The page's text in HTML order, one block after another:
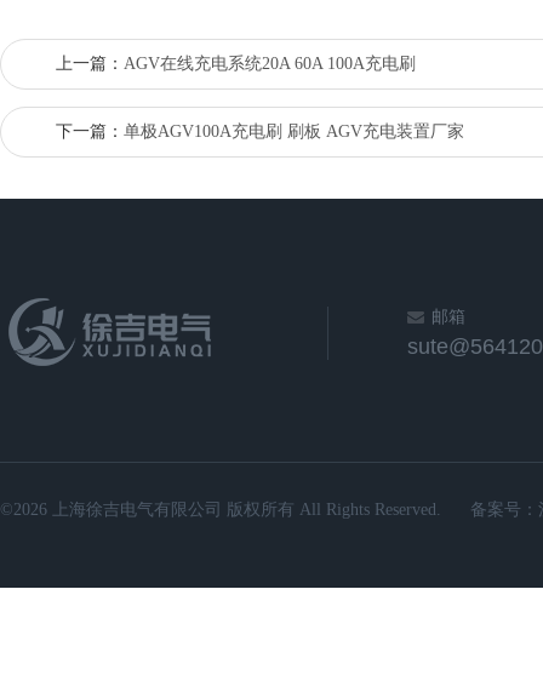
上一篇： AGV在线充电系统20A 60A 100A充电刷
下一篇： 单极AGV100A充电刷 刷板 AGV充电装置厂家
邮箱
©2026 上海徐吉电气有限公司 版权所有 All Rights Reserved. 备案号：